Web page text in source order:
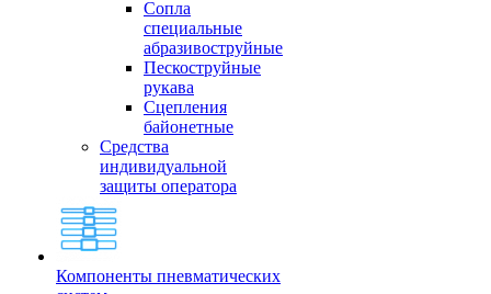
Сопла
специальные
абразивоструйные
Пескоструйные
рукава
Сцепления
байонетные
Средства
индивидуальной
защиты оператора
Компоненты пневматических